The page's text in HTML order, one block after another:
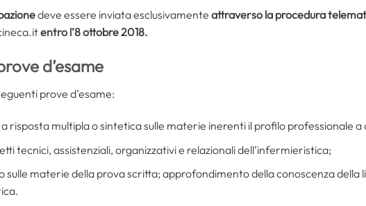
deve essere inviata esclusivamente attraverso la procedura
entro l’8 ottobre 2018.
d’esame
prove d’esame:
a risposta multipla o sintetica sulle materie inerenti il profilo professionale a
tecnici, assistenziali, organizzativi e relazionali dell’infermieristica;
sulle materie della prova scritta; approfondimento della conoscenza della